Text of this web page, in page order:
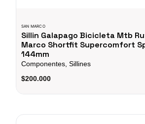
SAN MARCO
Sillin Galapago Bicicleta Mtb
Marco Shortfit Supercomfort
144mm
Componentes, Sillines
$200.000
Sillin Galapago Bicicleta Mtb Ruta